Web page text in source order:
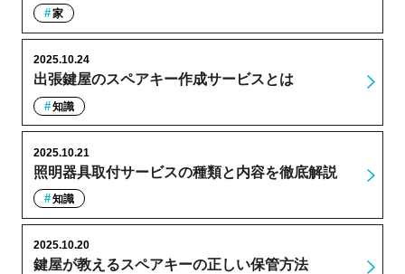
家
出張鍵屋のスペアキー作成サービスとは
2025.10.24
知識
照明器具取付サービスの種類と内容を徹底解説
2025.10.21
知識
鍵屋が教えるスペアキーの正しい保管方法
2025.10.20